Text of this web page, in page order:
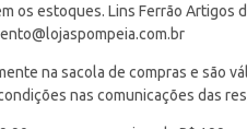
estoques. Lins Ferrão Artigos
na sacola de compras e são
nas comunicações das